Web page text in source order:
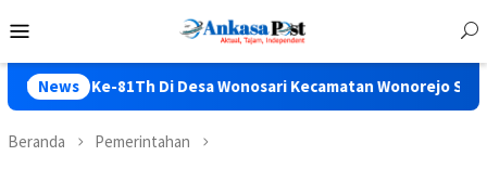
ke
Mobile
News
81Th Di Desa Wonosari Kecamatan Wonorejo Seru Bos…..
Beranda Pemerintahan